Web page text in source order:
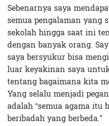
Sebenarnya saya
semua pengalaman yang
sekolah hingga saat ini
dengan banyak orang.
saya bersyukur bisa
luar keyakinan saya
tentang bagaimana kita
Yang selalu menjadi
adalah “semua agama
beribadah yang berbeda.”